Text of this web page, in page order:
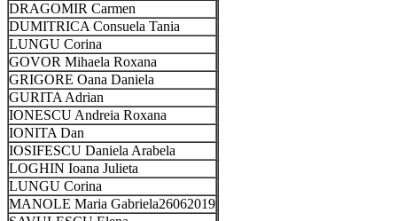
DRAGOMIR Carmen
DUMITRICA Consuela Tania
LUNGU Corina
GOVOR Mihaela Roxana
GRIGORE Oana Daniela
GURITA Adrian
IONESCU Andreia Roxana
IONITA Dan
IOSIFESCU Daniela Arabela
LOGHIN Ioana Julieta
LUNGU Corina
MANOLE Maria Gabriela26062019